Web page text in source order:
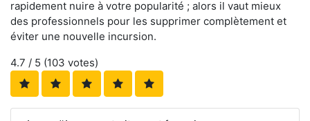
rapidement nuire à votre popularité ; alors il vaut mieux
des professionnels pour les supprimer complètement et
éviter une nouvelle incursion.
4.7 / 5 (103 votes)